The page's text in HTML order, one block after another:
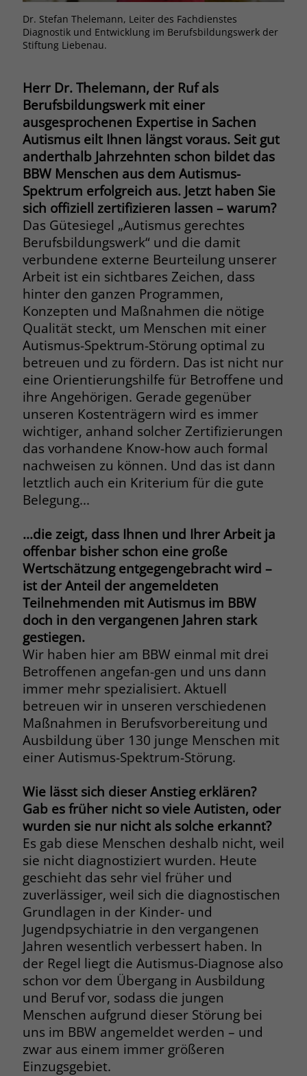
Dr. Stefan Thelemann, Leiter des Fachdienstes
Diagnostik und Entwicklung im Berufsbildungswerk der
Stiftung Liebenau.
Herr Dr. Thelemann, der Ruf als
Berufsbildungswerk mit einer
ausgesprochenen Expertise in Sachen
Autismus eilt Ihnen längst voraus. Seit gut
anderthalb Jahrzehnten schon bildet das
BBW Menschen aus dem Autismus-
Spektrum erfolgreich aus. Jetzt haben Sie
sich offiziell zertifizieren lassen – warum?
Das Gütesiegel „Autismus gerechtes
Berufsbildungswerk“ und die damit
verbundene externe Beurteilung unserer
Arbeit ist ein sichtbares Zeichen, dass
hinter den ganzen Programmen,
Konzepten und Maßnahmen die nötige
Qualität steckt, um Menschen mit einer
Autismus-Spektrum-Störung optimal zu
betreuen und zu fördern. Das ist nicht nur
eine Orientierungshilfe für Betroffene und
ihre Angehörigen. Gerade gegenüber
unseren Kostenträgern wird es immer
wichtiger, anhand solcher Zertifizierungen
das vorhandene Know-how auch formal
nachweisen zu können. Und das ist dann
letztlich auch ein Kriterium für die gute
Belegung...
...die zeigt, dass Ihnen und Ihrer Arbeit ja
offenbar bisher schon eine große
Wertschätzung entgegengebracht wird –
ist der Anteil der angemeldeten
Teilnehmenden mit Autismus im BBW
doch in den vergangenen Jahren stark
gestiegen.
Wir haben hier am BBW einmal mit drei
Betroffenen angefan-gen und uns dann
immer mehr spezialisiert. Aktuell
betreuen wir in unseren verschiedenen
Maßnahmen in Berufsvorbereitung und
Ausbildung über 130 junge Menschen mit
einer Autismus-Spektrum-Störung.
Wie lässt sich dieser Anstieg erklären?
Gab es früher nicht so viele Autisten, oder
wurden sie nur nicht als solche erkannt?
Es gab diese Menschen deshalb nicht, weil
sie nicht diagnostiziert wurden. Heute
geschieht das sehr viel früher und
zuverlässiger, weil sich die diagnostischen
Grundlagen in der Kinder- und
Jugendpsychiatrie in den vergangenen
Jahren wesentlich verbessert haben. In
der Regel liegt die Autismus-Diagnose also
schon vor dem Übergang in Ausbildung
und Beruf vor, sodass die jungen
Menschen aufgrund dieser Störung bei
uns im BBW angemeldet werden – und
zwar aus einem immer größeren
Einzugsgebiet.
Name PHPSESSID
Laufzeit Session
Zweck
Behält die Zustände des Benutzers bei
allen Seitenanfragen bei.
Name cookie_optin
Anbieter www.stiftung-liebenau.de
Laufzeit 1 Monat
Zweck
Behält die Zustimmung des Benutzers
zum Cookie Opt-In
Name __cf_bm
Anbieter .fonts.net
Laufzeit 30 Minuten
Zweck
This cookie, set by Cloudflare, is used to
support Cloudflare Bot Management.
Name JSessionID
Anbieter
Laufzeit Session
Zweck
Behält die Zustände des Benutzers bei
allen Seitenanfragen bei.
Zweck
Browsers und die Einstellungen
exklusiv für diese Website zu speichern.
Dadurch wird gewährleistet, dass
werden, mit derselben
Benutzerkennung verknüpft werden.
Name _clsk
Anbieter www.clarity.ms
Laufzeit 1 Jahr
Zweck
Microsoft Clarity setzt dieses Cookie,
um die Seitenaufrufe eines Benutzers
zu speichern und in einer einzigen
Sitzungsaufzeichnung
zusammenzufassen.
Name _gcl_au
Anbieter Google Ads
Laufzeit 90 Tage
Zweck Enthält eine zufallsgenerierte User-ID.
Name _gcl_aw
Anbieter
Laufzeit 90 Tage
Zweck
Dieses Cookie wird gesetzt, wenn ein
User über einen Klick auf eine Google
Werbeanzeige auf die Website gelangt.
Es enthält Informationen darüber,
welche Werbeanzeige geklickt wurde,
Bestellungen oder Kontaktanfragen der
Anzeige zugewiesen werden können.
Name _gcl_dc
Anbieter Google Ads
90 Tage
Zweck
Dieses Cookie wird gesetzt, wenn ein
User über einen Klick auf eine Google
Werbeanzeige auf die Website gelangt.
Es enthält Informationen darüber,
welche Werbeanzeige geklickt wurde,
sodass erzielte Erfolge wie z.B.
Bestellungen oder Kontaktanfragen der
Anzeige zugewiesen werden können.
Name _fbp
Anbieter Facebook
Laufzeit 3 Monate
Der Zweck von _fbp ist vollständig auf
die Werbe- und Analysebemühungen
von Facebook zurückzuführen. Dieses